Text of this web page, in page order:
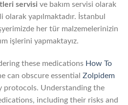
servisi ve bakım servisi olarak
yapılmaktadır. İstanbul
her tür malzemelerinizin
işlerini yapmaktayız.
these medications How To
can obscure essential Zolpidem
protocols. Understanding the
including their risks and